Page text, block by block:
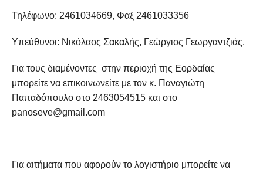
Τηλέφωνο: 2461034669, Φαξ 2461033356
Υπεύθυνοι: Νικόλαος Σακαλής, Γεώργιος Γεωργαντζιάς.
Για τους διαμένοντες στην περιοχή της Εορδαίας
μπορείτε να επικοινωνείτε με τον κ. Παναγιώτη
Παπαδόπουλο στο 2463054515 και στο
panoseve@gmail.com
Για αιτήματα που αφορούν το λογιστήριο μπορείτε να